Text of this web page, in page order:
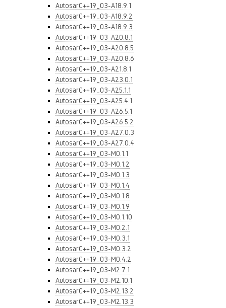
AutosarC++19_03-A18.9.1
AutosarC++19_03-A18.9.2
AutosarC++19_03-A18.9.3
AutosarC++19_03-A20.8.1
AutosarC++19_03-A20.8.5
AutosarC++19_03-A20.8.6
AutosarC++19_03-A21.8.1
AutosarC++19_03-A23.0.1
AutosarC++19_03-A25.1.1
AutosarC++19_03-A25.4.1
AutosarC++19_03-A26.5.1
AutosarC++19_03-A26.5.2
AutosarC++19_03-A27.0.3
AutosarC++19_03-A27.0.4
AutosarC++19_03-M0.1.1
AutosarC++19_03-M0.1.2
AutosarC++19_03-M0.1.3
AutosarC++19_03-M0.1.4
AutosarC++19_03-M0.1.8
AutosarC++19_03-M0.1.9
AutosarC++19_03-M0.1.10
AutosarC++19_03-M0.2.1
AutosarC++19_03-M0.3.1
AutosarC++19_03-M0.3.2
AutosarC++19_03-M0.4.2
AutosarC++19_03-M2.7.1
AutosarC++19_03-M2.10.1
AutosarC++19_03-M2.13.2
AutosarC++19_03-M2.13.3